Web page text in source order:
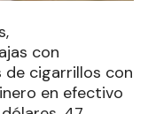
con
de cigarrillos con
en efectivo